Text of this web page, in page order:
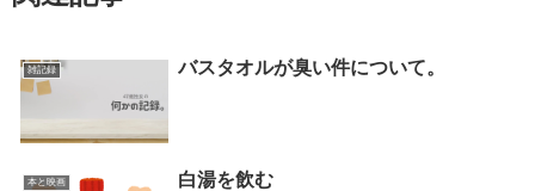
雑記録 バスタオルが臭い件について。
本と映画 白湯を飲む